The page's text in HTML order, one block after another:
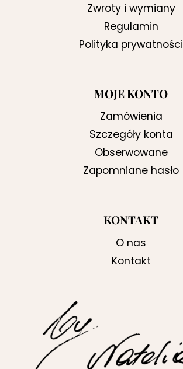
Zwroty i wymiany
Regulamin
Polityka prywatności
MOJE KONTO
Zamówienia
Szczegóły konta
Obserwowane
Zapomniane hasło
KONTAKT
O nas
Kontakt